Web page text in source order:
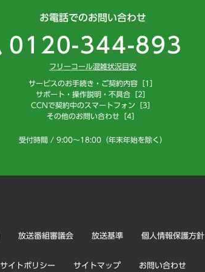
お電話でのお問い合わせ
0120-344-893
フリーコール混雑状況目安
サービスのお手続き・ご契約内容［1］
サポート・操作説明・不具合［2］
CCNで契約中のスマートフォン［3］
その他のお問い合わせ［4］
受付時間 / 9:00～18:00（年末年始を除く）
放送番組審議会 放送基準 個人情報保護方針
サイトポリシー サイトマップ お問い合わせ